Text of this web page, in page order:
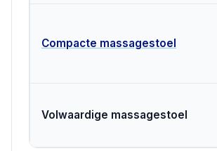
Compacte massagestoel
Volwaardige massagestoel